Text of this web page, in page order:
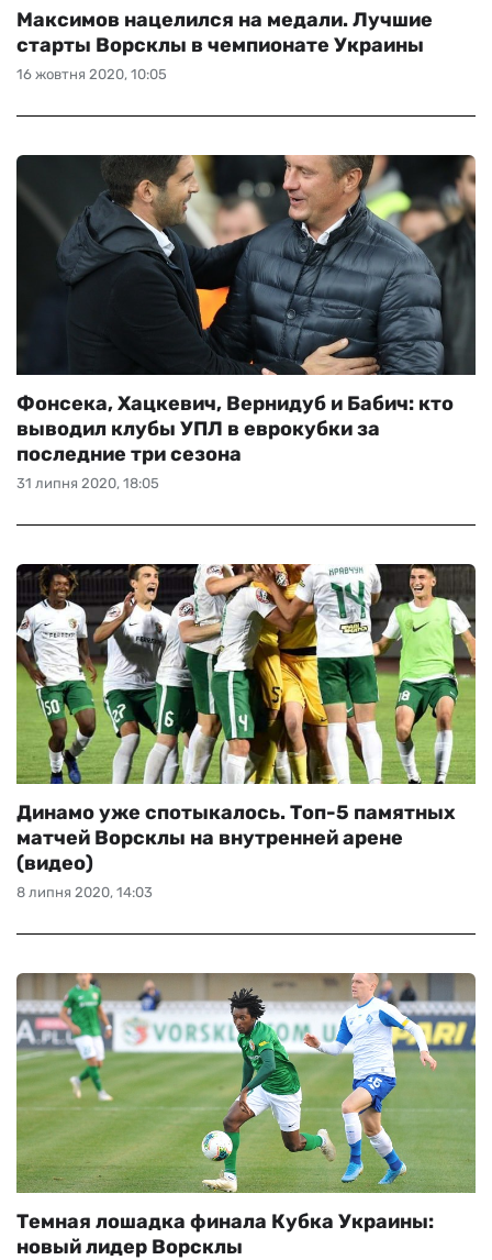
16 жовтня 2020, 10:05
Максимов нацелился на медали. Лучшие
старты Ворсклы в чемпионате Украины
31 липня 2020, 18:05
Фонсека, Хацкевич, Вернидуб и Бабич: кто
выводил клубы УПЛ в еврокубки за
последние три сезона
8 липня 2020, 14:03
Динамо уже спотыкалось. Топ-5 памятных
матчей Ворсклы на внутренней арене
(видео)
Темная лошадка финала Кубка Украины:
новый лидер Ворсклы